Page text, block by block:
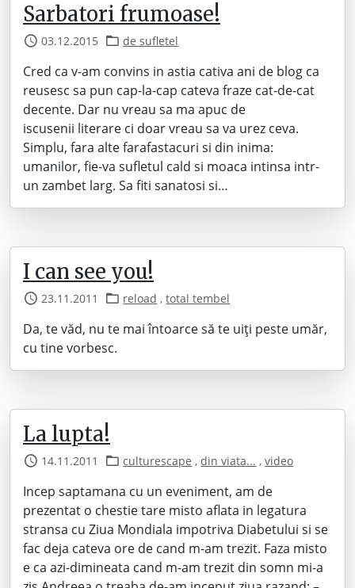
Sarbatori frumoase!
03.12.2015 de sufletel
Cred ca v-am convins in astia cativa ani de blog ca
reusesc sa pun cap-la-cap cateva fraze cat-de-cat
decente. Dar nu vreau sa ma apuc de
iscusenii literare ci doar vreau sa va urez ceva.
Simplu, fara alte farafastacuri si din inima:
umanilor, fie-va sufletul cald si moaca intinsa intr-
un zambet larg. Sa fiti sanatosi si…
I can see you!
23.11.2011 reload ,total tembel
Da, te văd, nu te mai întoarce să te uiți peste umăr,
cu tine vorbesc.
La lupta!
14.11.2011 culturescape ,din viata... ,video
Incep saptamana cu un eveniment, am de
prezentat o chestie tare misto aflata in legatura
stransa cu Ziua Mondiala impotriva Diabetului si se
fac deja cateva ore de cand m-am trezit. Faza misto
e ca azi-dimineata cand m-am trezit din somn mi-a